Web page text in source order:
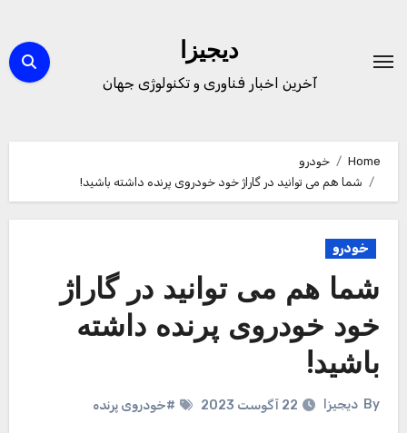
content
دیجیزا
آخرین اخبار فناوری و تکنولوژی جهان
Home
خودرو
شما هم می توانید در گاراژ خود خودروی پرنده داشته باشید!
خودرو
شما هم می توانید در گاراژ
خود خودروی پرنده داشته
باشید!
By دیجیزا 22 آگوست 2023 #خودروی پرنده